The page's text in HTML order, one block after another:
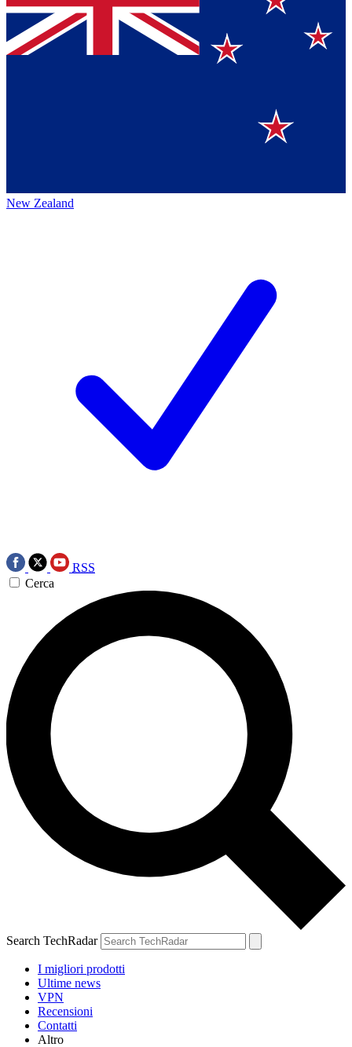
New Zealand
RSS
Cerca
Search TechRadar
I migliori prodotti
Ultime news
VPN
Recensioni
Contatti
Altro